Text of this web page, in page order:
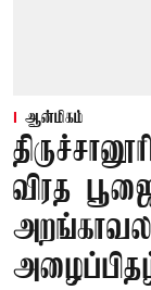
ஆன்மிகம்
விரத